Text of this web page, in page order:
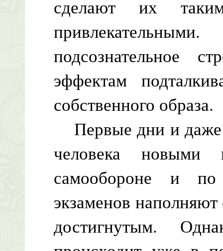
сделают их
подсознательное
эффектам
собственного образа.
Первые дни и даже
человека новыми
самообороне и
экзаменов наполняют
достигнутым.